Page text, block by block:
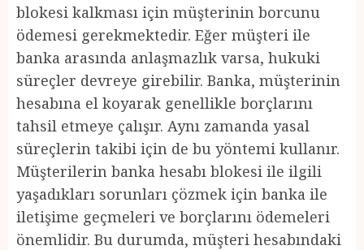
blokesi kalkması için müşterinin borcunu
ödemesi gerekmektedir. Eğer müşteri ile
banka arasında anlaşmazlık varsa, hukuki
süreçler devreye girebilir. Banka, müşterinin
hesabına el koyarak genellikle borçlarını
tahsil etmeye çalışır. Aynı zamanda yasal
süreçlerin takibi için de bu yöntemi kullanır.
Müşterilerin banka hesabı blokesi ile ilgili
yaşadıkları sorunları çözmek için banka ile
iletişime geçmeleri ve borçlarını ödemeleri
önemlidir. Bu durumda, müşteri hesabındaki